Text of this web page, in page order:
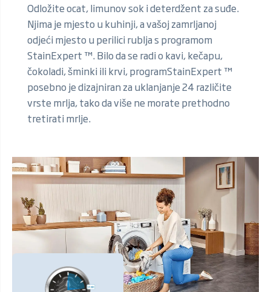
Odložite ocat, limunov sok i deterdžent za suđe.
Njima je mjesto u kuhinji, a vašoj zamrljanoj
odjeći mjesto u perilici rublja s programom
StainExpert ™. Bilo da se radi o kavi, kečapu,
čokoladi, šminki ili krvi, programStainExpert ™
posebno je dizajniran za uklanjanje 24 različite
vrste mrlja, tako da više ne morate prethodno
tretirati mrlje.